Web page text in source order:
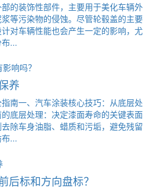
的装饰性部件，主要用于美化车辆外
等污染物的侵蚀。尽管轮毂盖的主要
对车辆性能也会产生一定的影响，尤
...
养
南一、汽车涂装核心技巧：从底层处
底层处理：决定漆面寿命的关键表面
除车身油脂、蜡质和污垢，避免残留
...
后标和方向盘标？